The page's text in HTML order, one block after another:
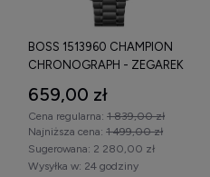
BOSS 1513960 CHAMPION
CHRONOGRAPH - ZEGAREK
659,00 zł
Cena regularna: 1 839,00 zł
Najniższa cena: 1 499,00 zł
Wysyłka w: 24 godziny
Sugerowana: 2 280,00 zł